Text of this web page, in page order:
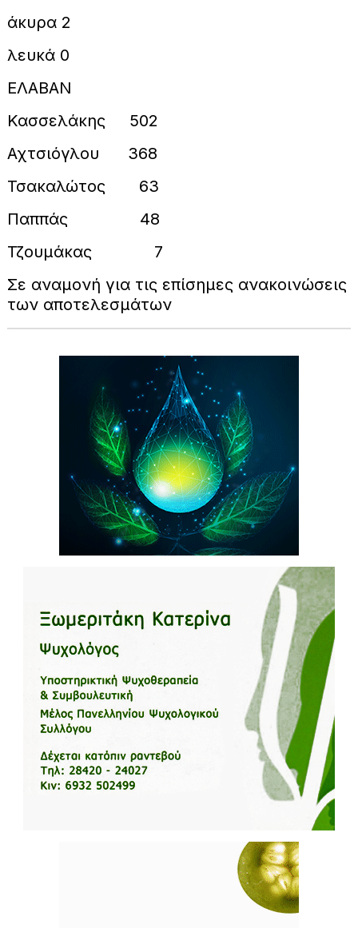
άκυρα 2
λευκά 0
ΕΛΑΒΑΝ
Κασσελάκης 502
Αχτσιόγλου 368
Τσακαλώτος 63
Παππάς 48
Τζουμάκας 7
Σε αναμονή για τις επίσημες ανακοινώσεις
των αποτελεσμάτων